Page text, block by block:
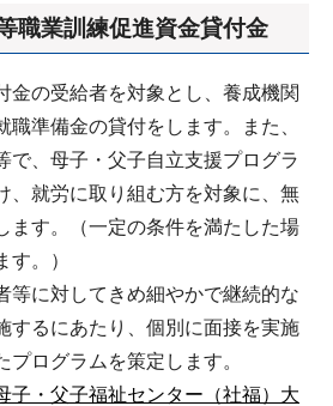
職業訓練促進資金貸付金
金の受給者を対象とし、養成機関
職準備金の貸付をします。また、
で、母子・父子自立支援プログラ
、就労に取り組む方を対象に、無
ます。（一定の条件を満たした場
。）
等に対してきめ細やかで継続的な
するにあたり、個別に面接を実施
プログラムを策定します。
子・父子福祉センター（社福）大